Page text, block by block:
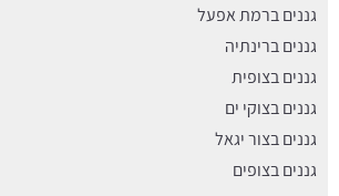
גננים ברמת אפעל
גננים ברינתיה
גננים בצופית
גננים בצוקי ים
גננים בצור יגאל
גננים בצופים